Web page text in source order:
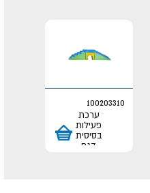
100203310
ערכת
פעילות
בסיסית
דגם